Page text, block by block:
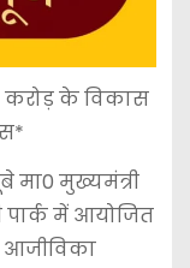
करोड़ के विकास
मा0 मुख्यमंत्री
पार्क में आयोजित
आजीविका